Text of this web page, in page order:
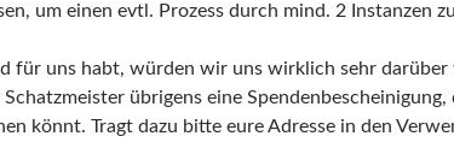
um einen evtl. Prozess durch mind. 2 Instanzen
für uns habt, würden wir uns wirklich sehr darüber
übrigens eine
könnt. Tragt dazu bitte eure Adresse in den